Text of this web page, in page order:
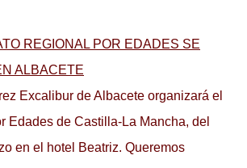
REGIONAL POR EDADES SE
ALBACETE
Excalibur de Albacete organizará el
Edades de Castilla-La Mancha, del
en el hotel Beatriz. Queremos